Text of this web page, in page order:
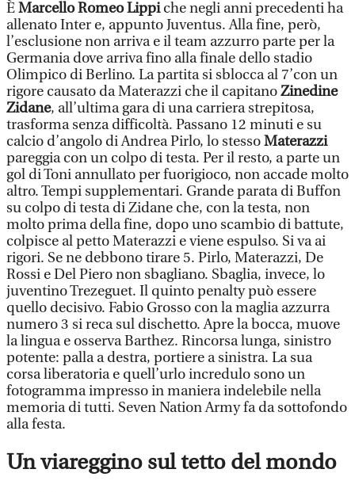
ÈMarcello Romeo Lippiche negli anni precedenti ha
allenato Inter e, appunto Juventus. Alla fine, però,
l’esclusione non arriva e il team azzurro parte per la
Germania dove arriva fino alla finale dello stadio
Olimpico di Berlino. La partita si sblocca al 7’con un
rigore causato da Materazzi che il capitanoZinedine
Zidane, all’ultima gara di una carriera strepitosa,
trasforma senza difficoltà. Passano 12 minuti e su
calcio d’angolo di Andrea Pirlo, lo stessoMaterazzi
pareggia con un colpo di testa. Per il resto, a parte un
gol di Toni annullato per fuorigioco, non accade molto
altro. Tempi supplementari. Grande parata di Buffon
su colpo di testa di Zidane che, con la testa, non
molto prima della fine, dopo uno scambio di battute,
colpisce al petto Materazzi e viene espulso. Si va ai
rigori. Se ne debbono tirare 5. Pirlo, Materazzi, De
Rossi e Del Piero non sbagliano. Sbaglia, invece, lo
juventino Trezeguet. Il quinto penalty può essere
quello decisivo. Fabio Grosso con la maglia azzurra
numero 3 si reca sul dischetto. Apre la bocca, muove
la lingua e osserva Barthez. Rincorsa lunga, sinistro
potente: palla a destra, portiere a sinistra. La sua
corsa liberatoria e quell’urlo incredulo sono un
fotogramma impresso in maniera indelebile nella
memoria di tutti. Seven Nation Army fa da sottofondo
alla festa.
Un viareggino sul tetto del mondo